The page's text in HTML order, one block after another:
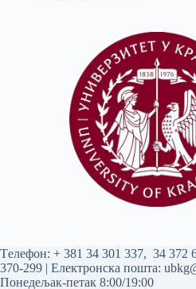
Tелефон: + 381 34 301 337, 34 372
370-299 | Електронска пошта:
Понедељак-петак 8:00/19:00